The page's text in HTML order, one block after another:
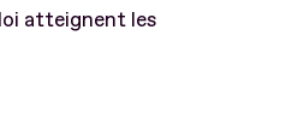
atteignent les